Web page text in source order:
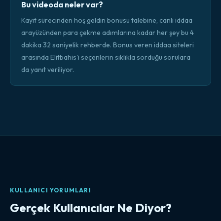
Bu videoda neler var?
Kayıt sürecinden hoş geldin bonusu talebine, canlı iddaa
arayüzünden para çekme adımlarına kadar her şey bu 4
dakika 32 saniyelik rehberde. Bonus veren iddaa siteleri
arasında Elitbahis'i seçenlerin sıklıkla sorduğu sorulara
da yanıt veriliyor.
KULLANICI YORUMLARI
Gerçek Kullanıcılar Ne Diyor?